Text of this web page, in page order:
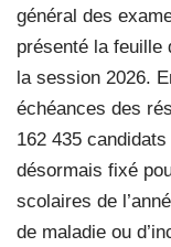
général des
présenté la feuille
la session 2026.
échéances des
162 435
désormais fixé
scolaires de
de maladie ou